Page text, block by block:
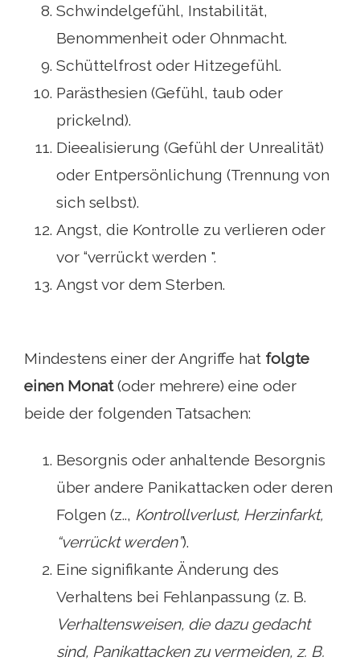
Schwindelgefühl, Instabilität,
Benommenheit oder Ohnmacht.
Schüttelfrost oder Hitzegefühl.
Parästhesien (Gefühl, taub oder
prickelnd).
Dieealisierung (Gefühl der Unrealität)
oder Entpersönlichung (Trennung von
sich selbst).
Angst, die Kontrolle zu verlieren oder
vor “verrückt werden ".
Angst vor dem Sterben.
Mindestens einer der Angriffe hat folgte
einen Monat(oder mehrere) eine oder
beide der folgenden Tatsachen:
Besorgnis oder anhaltende Besorgnis
über andere Panikattacken oder deren
Folgen (z.., Kontrollverlust, Herzinfarkt,
“verrückt werden”).
Eine signifikante Änderung des
Verhaltens bei Fehlanpassung (z. B.
Verhaltensweisen, die dazu gedacht
sind, Panikattacken zu vermeiden, z. B.